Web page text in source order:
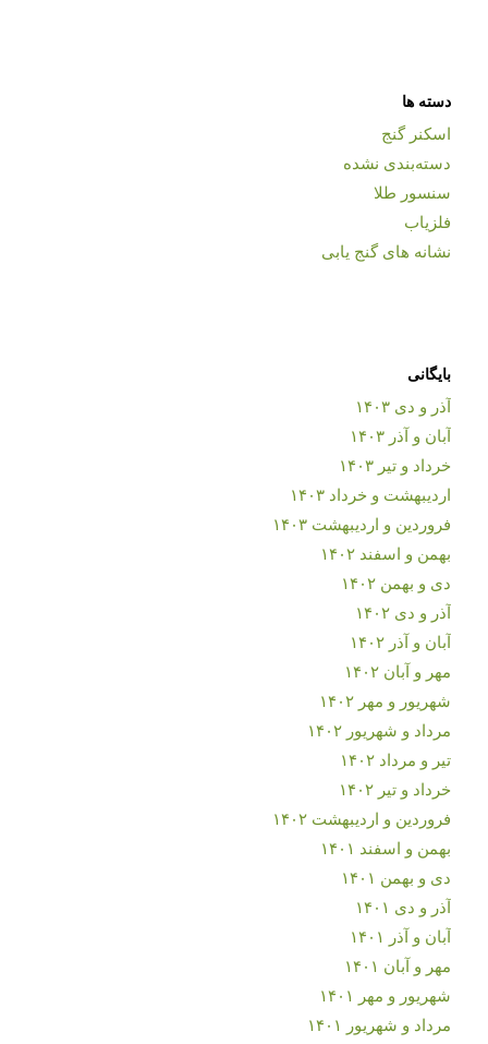
دسته ها
اسکنر گنج
دسته‌بندی نشده
سنسور طلا
فلزیاب
نشانه های گنج یابی
بایگانی
آذر و دی ۱۴۰۳
آبان و آذر ۱۴۰۳
خرداد و تیر ۱۴۰۳
اردیبهشت و خرداد ۱۴۰۳
فروردین و اردیبهشت ۱۴۰۳
بهمن و اسفند ۱۴۰۲
دی و بهمن ۱۴۰۲
آذر و دی ۱۴۰۲
آبان و آذر ۱۴۰۲
مهر و آبان ۱۴۰۲
شهریور و مهر ۱۴۰۲
مرداد و شهریور ۱۴۰۲
تیر و مرداد ۱۴۰۲
خرداد و تیر ۱۴۰۲
فروردین و اردیبهشت ۱۴۰۲
بهمن و اسفند ۱۴۰۱
دی و بهمن ۱۴۰۱
آذر و دی ۱۴۰۱
آبان و آذر ۱۴۰۱
مهر و آبان ۱۴۰۱
شهریور و مهر ۱۴۰۱
مرداد و شهریور ۱۴۰۱